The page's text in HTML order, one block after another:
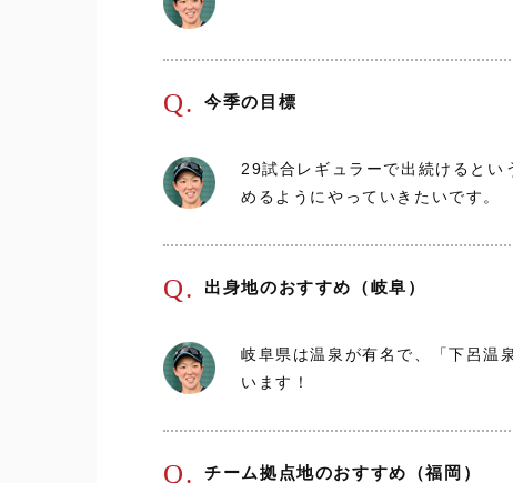
Q. 今季の目標
29試合レギュラーで出続けるとい
めるようにやっていきたいです。
Q. 出身地のおすすめ（岐阜）
岐阜県は温泉が有名で、「下呂温
います！
Q. チーム拠点地のおすすめ（福岡）